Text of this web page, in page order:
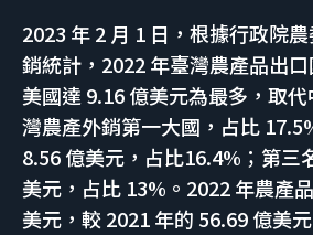
2023 年 2 月 1 日，根據行政院
銷統計，2022 年臺灣農產品出
美國達 9.16 億美元為最多，取
灣農產外銷第一大國，占比
8.56 億美元，占比16.4%；第三
美元，占比 13%。2022 年農產
美元，較 2021 年的 56.69 億美